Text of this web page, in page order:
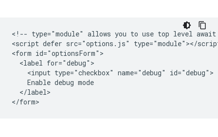
<!-- type="module" allows you to use top level
<script defer src="options.js" type="module"></
<form id="optionsForm">
  <label for="debug">
    <input type="checkbox" name="debug" id="debug">
    Enable debug mode
  </label>